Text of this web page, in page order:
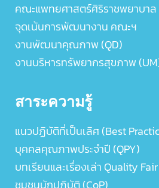
คณะแพทยศาสตร์ศิริราชพยาบาล
จุดเน้นการพัฒนางาน คณะฯ
งานพัฒนาคุณภาพ (QD)
งานบริหารทรัพยากรสุขภาพ
สาระความรู้
แนวปฏิบัติที่เป็นเลิศ (Best
บุคคลคุณภาพประจำปี (QPY)
บทเรียนและเรื่องเล่า Quality Fair